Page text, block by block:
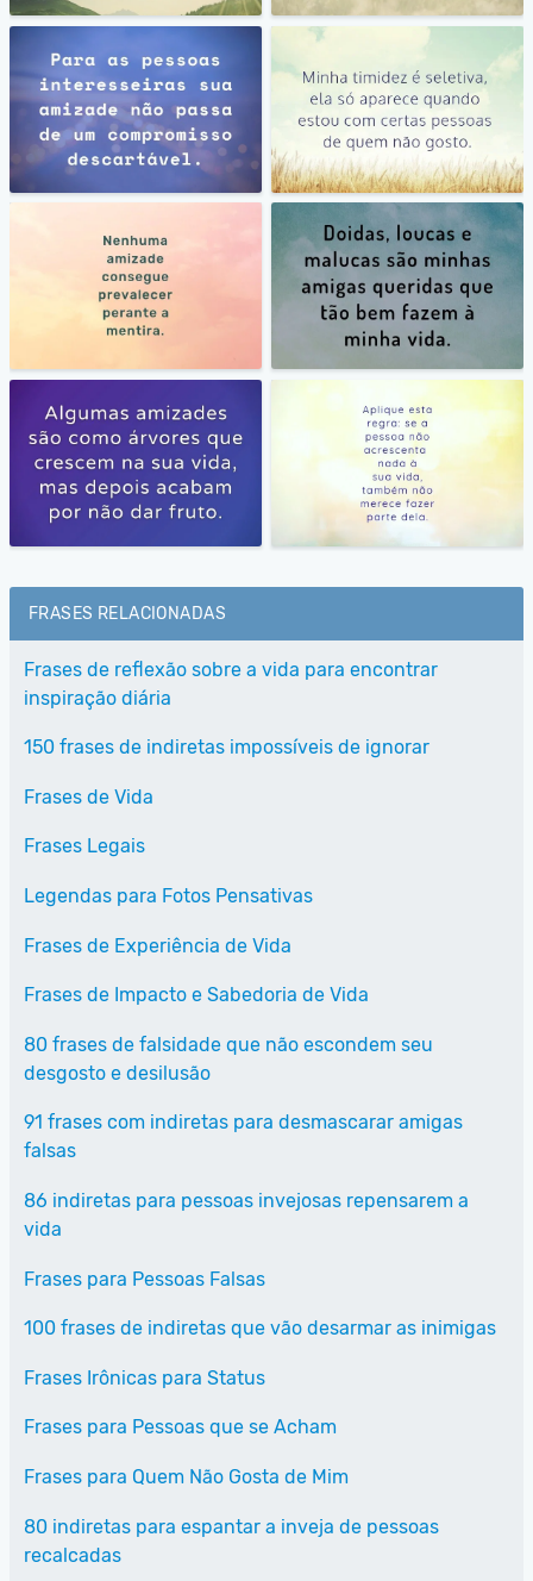
FRASES RELACIONADAS
Frases de reflexão sobre a vida para encontrar
inspiração diária
150 frases de indiretas impossíveis de ignorar
Frases de Vida
Frases Legais
Legendas para Fotos Pensativas
Frases de Experiência de Vida
Frases de Impacto e Sabedoria de Vida
80 frases de falsidade que não escondem seu
desgosto e desilusão
91 frases com indiretas para desmascarar amigas
falsas
86 indiretas para pessoas invejosas repensarem a
vida
Frases para Pessoas Falsas
100 frases de indiretas que vão desarmar as inimigas
Frases Irônicas para Status
Frases para Pessoas que se Acham
Frases para Quem Não Gosta de Mim
80 indiretas para espantar a inveja de pessoas
recalcadas